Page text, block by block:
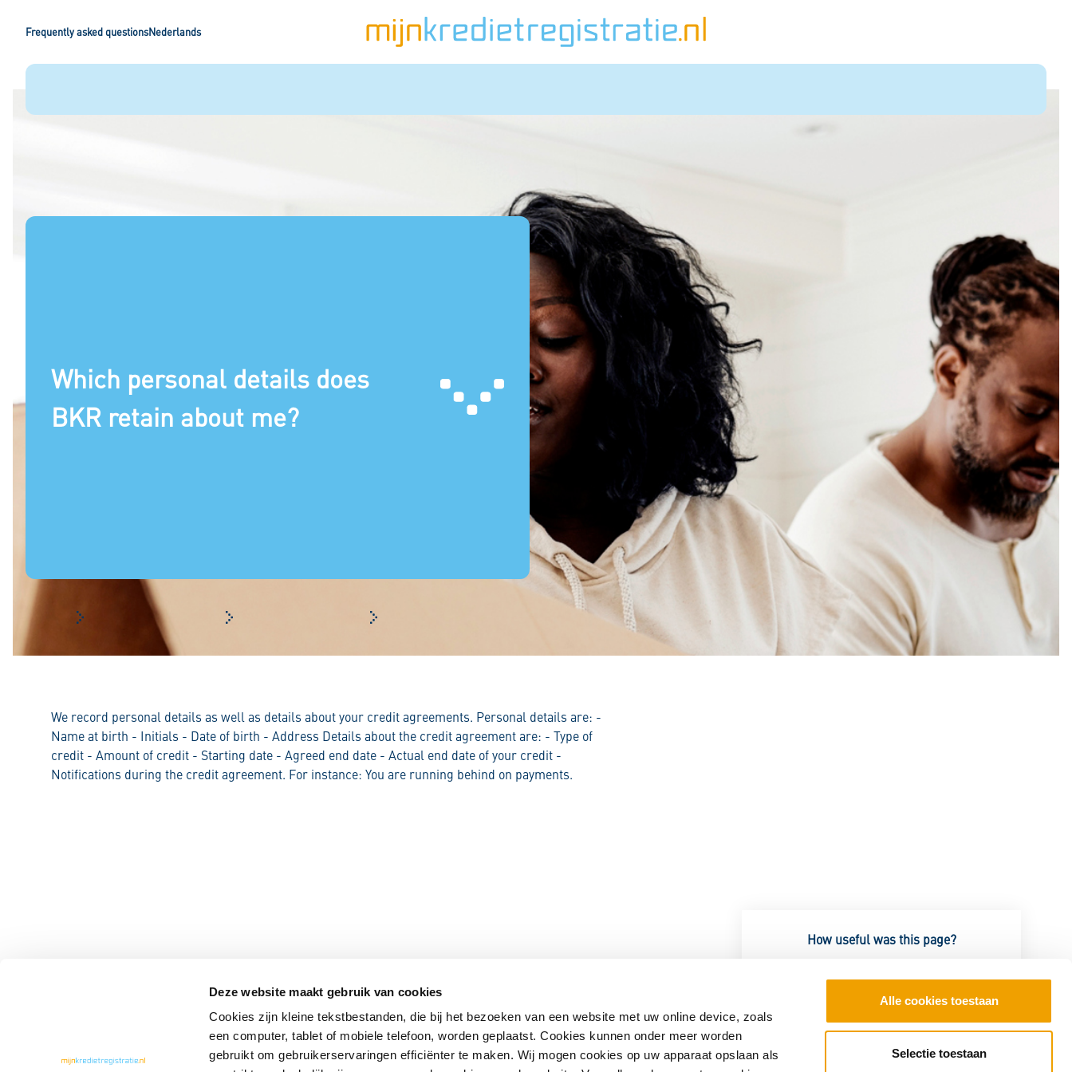
Deze website maakt gebruik van cookies
Cookies zijn kleine tekstbestanden, die bij het bezoeken van een website met uw online device, zoals
een computer, tablet of mobiele telefoon, worden geplaatst. Cookies kunnen onder meer worden
gebruikt om gebruikerservaringen efficiënter te maken. Wij mogen cookies op uw apparaat opslaan als
Alle cookies toestaan
Selectie toestaan
Frequently asked questionsNederlands
Which personal details does
BKR retain about me?
Frequently asked questions Which personal details does BKR retain about me?
We record personal details as well as details about your credit agreements. Personal details are: -
Name at birth - Initials - Date of birth - Address Details about the credit agreement are: - Type of
credit - Amount of credit - Starting date - Agreed end date - Actual end date of your credit -
Notifications during the credit agreement. For instance: You are running behind on payments.
How useful was this page?
Excellent
Good
Average
Notgood
Bad